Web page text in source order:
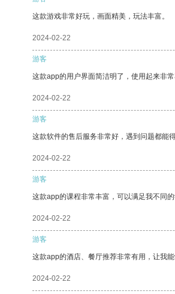
这款游戏非常好玩，画面精美，玩法丰富。
2024-02-22
游客
这款app的用户界面简洁明了，使用起来非
2024-02-22
游客
这款软件的售后服务非常好，遇到问题都能
2024-02-22
游客
这款app的课程非常丰富，可以满足我不同
2024-02-22
游客
这款app的酒店、餐厅推荐非常有用，让我
2024-02-22